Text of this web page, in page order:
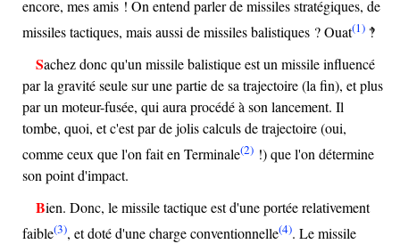
encore, mes amis ! On entend parler de missiles stratégiques, de
missiles tactiques, mais aussi de missiles balistiques ? Ouat(1) ‽
Sachez donc qu'un missile balistique est un missile influencé
par la gravité seule sur une partie de sa trajectoire (la fin), et plus
par un moteur-fusée, qui aura procédé à son lancement. Il
tombe, quoi, et c'est par de jolis calculs de trajectoire (oui,
comme ceux que l'on fait en Terminale(2) !) que l'on détermine
son point d'impact.
Bien. Donc, le missile tactique est d'une portée relativement
faible(3), et doté d'une charge conventionnelle(4). Le missile